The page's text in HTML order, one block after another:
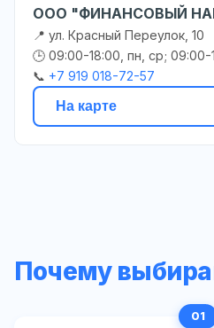
ООО "ФИНАНСОВЫЙ
📍 ул. Красный Переулок, 10
🕒 09:00-18:00, пн, ср; 09:00-
📞 +7 919 018-72-57
На карте
Почему